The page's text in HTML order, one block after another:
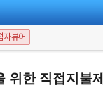
자뷰어
위한 직접지불